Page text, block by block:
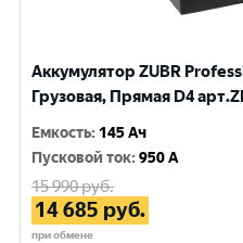
Аккумулятор ZUBR
Грузовая, Прямая D4
Емкость: 145 Ач
Пусковой ток:950 A
15 990руб.
14 685 руб.
при обмене